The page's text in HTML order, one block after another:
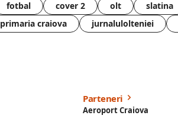
fotbal cover 2 olt slatina
primaria craiova jurnalulolteniei
Parteneri
Aeroport Craiova